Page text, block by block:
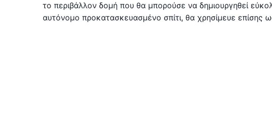
το περιβάλλον δομή που θα μπορούσε να δημιουργηθεί
αυτόνομο προκατασκευασμένο σπίτι, θα χρησίμευε επίσης